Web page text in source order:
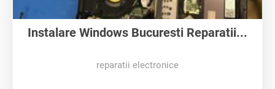
Instalare Windows Bucuresti Reparatii...
reparatii electronice